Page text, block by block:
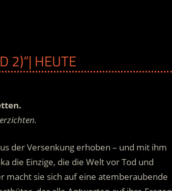
2)“| HEUTE
der Versenkung erhoben – und mit ihm
die Einzige, die die Welt vor Tod und
sie sich auf eine atemberaubende